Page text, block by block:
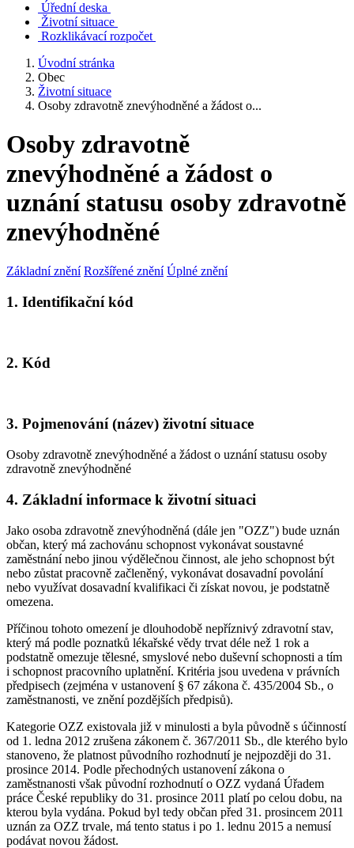
Úřední deska
Životní situace
Rozklikávací rozpočet
Úvodní stránka
Obec
Životní situace
Osoby zdravotně znevýhodněné a žádost o...
Osoby zdravotně
znevýhodněné a žádost o
uznání statusu osoby zdravotně
znevýhodněné
Základní znění Rozšířené znění Úplné znění
1. Identifikační kód
2. Kód
3. Pojmenování (název) životní situace
Osoby zdravotně znevýhodněné a žádost o uznání statusu osoby
zdravotně znevýhodněné
4. Základní informace k životní situaci
Jako osoba zdravotně znevýhodněná (dále jen "OZZ") bude uznán
občan, který má zachovánu schopnost vykonávat soustavné
zaměstnání nebo jinou výdělečnou činnost, ale jeho schopnost být
nebo zůstat pracovně začleněný, vykonávat dosavadní povolání
nebo využívat dosavadní kvalifikaci či získat novou, je podstatně
omezena.
Příčinou tohoto omezení je dlouhodobě nepříznivý zdravotní stav,
který má podle poznatků lékařské vědy trvat déle než 1 rok a
podstatně omezuje tělesné, smyslové nebo duševní schopnosti a tím
i schopnost pracovního uplatnění. Kritéria jsou uvedena v právních
předpisech (zejména v ustanovení § 67 zákona č. 435/2004 Sb., o
zaměstnanosti, ve znění pozdějších předpisů).
Kategorie OZZ existovala již v minulosti a byla původně s účinností
od 1. ledna 2012 zrušena zákonem č. 367/2011 Sb., dle kterého bylo
stanoveno, že platnost původního rozhodnutí je nejpozději do 31.
prosince 2014. Podle přechodných ustanovení zákona o
zaměstnanosti však původní rozhodnutí o OZZ vydaná Úřadem
práce České republiky do 31. prosince 2011 platí po celou dobu, na
kterou byla vydána. Pokud byl tedy občan před 31. prosincem 2011
uznán za OZZ trvale, má tento status i po 1. lednu 2015 a nemusí
podávat novou žádost.